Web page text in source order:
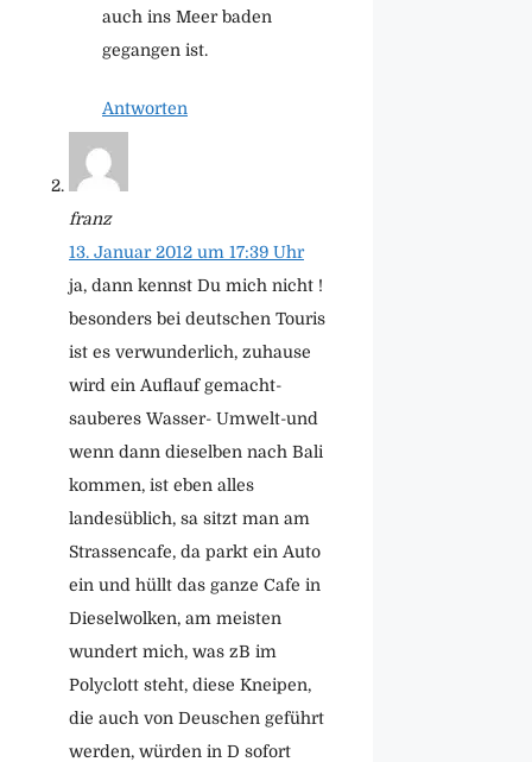
auch ins Meer baden
gegangen ist.
Antworten
franz
13. Januar 2012 um 17:39 Uhr
ja, dann kennst Du mich nicht !
besonders bei deutschen Touris
ist es verwunderlich, zuhause
wird ein Auflauf gemacht-
sauberes Wasser- Umwelt-und
wenn dann dieselben nach Bali
kommen, ist eben alles
landesüblich, sa sitzt man am
Strassencafe, da parkt ein Auto
ein und hüllt das ganze Cafe in
Dieselwolken, am meisten
wundert mich, was zB im
Polyclott steht, diese Kneipen,
die auch von Deuschen geführt
werden, würden in D sofort